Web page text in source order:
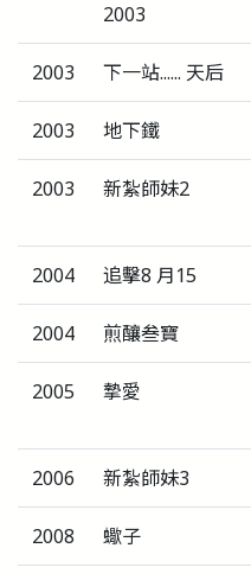
2003
2003 下一站...... 天后
2003 地下鐵
2003 新紮師妹2
2004 追擊8 月15
2004 煎釀叁寶
2005 摯愛
2006 新紮師妹3
2008 蠍子